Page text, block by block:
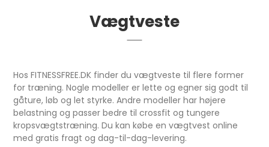
Vægtveste
Hos FITNESSFREE.DK finder du vægtveste til flere former
for træning. Nogle modeller er lette og egner sig godt til
gåture, løb og let styrke. Andre modeller har højere
belastning og passer bedre til crossfit og tungere
kropsvægtstræning. Du kan købe en vægtvest online
med gratis fragt og dag-til-dag-levering.